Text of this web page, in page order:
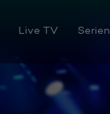
Live TV Serien